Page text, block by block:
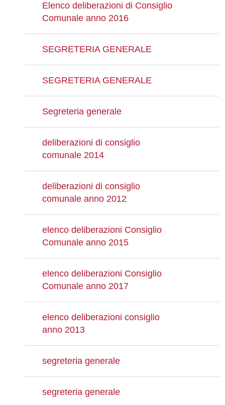
Elenco deliberazioni di Consiglio
Comunale anno 2016
SEGRETERIA GENERALE
SEGRETERIA GENERALE
Segreteria generale
deliberazioni di consiglio
comunale 2014
deliberazioni di consiglio
comunale anno 2012
elenco deliberazioni Consiglio
Comunale anno 2015
elenco deliberazioni Consiglio
Comunale anno 2017
elenco deliberazioni consiglio
anno 2013
segreteria generale
segreteria generale